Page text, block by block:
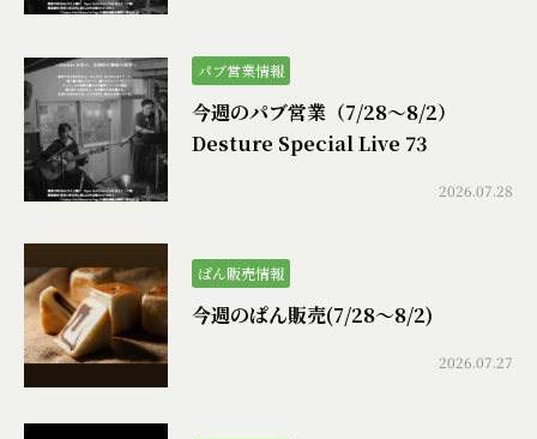
パブ営業情報
今週のパブ営業（7/28〜8/2）
Desture Special Live 73
2026.07.28
ぱん販売情報
今週のぱん販売(7/28〜8/2)
2026.07.27